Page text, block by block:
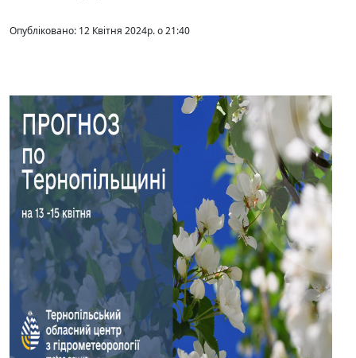
Опубліковано: 12 Квітня 2024р. о 21:40